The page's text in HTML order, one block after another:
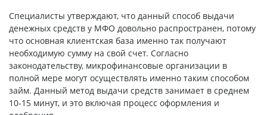
Специалисты утверждают, что данный способ выдачи
денежных средств у МФО довольно распространен, потому
что основная клиентская база именно так получают
необходимую сумму на свой счет. Согласно
законодательству, микрофинансовые организации в
полной мере могут осуществлять именно таким способом
займ. Данный метод выдачи средств занимает в среднем
10-15 минут, и это включая процесс оформления и